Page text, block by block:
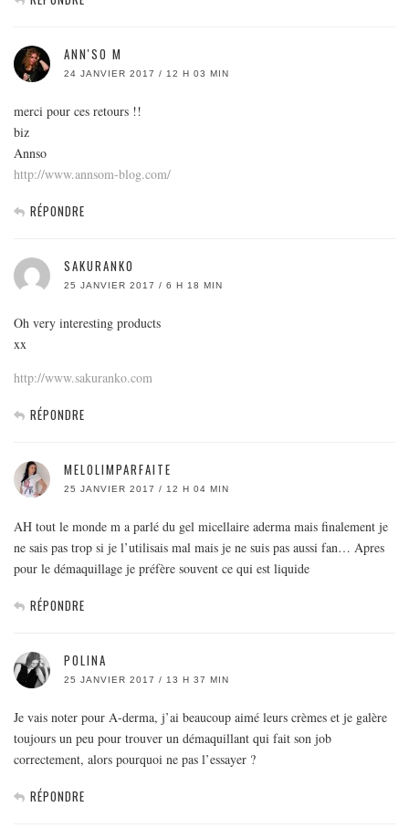
ANN'SO M
24 JANVIER 2017 / 12 H 03 MIN
merci pour ces retours !!
biz
Annso
http://www.annsom-blog.com/
RÉPONDRE
SAKURANKO
25 JANVIER 2017 / 6 H 18 MIN
Oh very interesting products
xx
http://www.sakuranko.com
RÉPONDRE
MELOLIMPARFAITE
25 JANVIER 2017 / 12 H 04 MIN
AH tout le monde m a parlé du gel micellaire aderma mais finalement je
ne sais pas trop si je l’utilisais mal mais je ne suis pas aussi fan… Apres
pour le démaquillage je préfère souvent ce qui est liquide
RÉPONDRE
POLINA
25 JANVIER 2017 / 13 H 37 MIN
Je vais noter pour A-derma, j’ai beaucoup aimé leurs crèmes et je galère
toujours un peu pour trouver un démaquillant qui fait son job
correctement, alors pourquoi ne pas l’essayer ?
RÉPONDRE